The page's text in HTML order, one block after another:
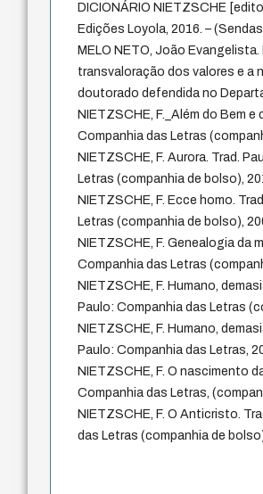
DICIONÁRIO NIETZSCHE
Edições Loyola, 2016. –
MELO NETO, João
transvaloração dos valores e a
doutorado defendida no
NIETZSCHE, F._Além do Bem
Companhia das Letras
NIETZSCHE, F. Aurora. Trad.
Letras (companhia de bolso),
NIETZSCHE, F. Ecce homo.
Letras (companhia de bolso),
NIETZSCHE, F. Genealogia da
Companhia das Letras
NIETZSCHE, F. Humano,
Paulo: Companhia das Letras
NIETZSCHE, F. Humano,
Paulo: Companhia das Letras,
NIETZSCHE, F. O nascimento
Companhia das Letras,
NIETZSCHE, F. O Anticristo.
das Letras (companhia de